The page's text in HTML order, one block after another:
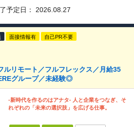
予定日： 2026.08.27
面接情報有
自己PR不要
ルリモート／フルフレックス／月給35
グループ／未経験◎
-新時代を作るのはアナタ- 人と企業をつなぎ、そ
れぞれの「未来の選択肢」を広げる仕事。